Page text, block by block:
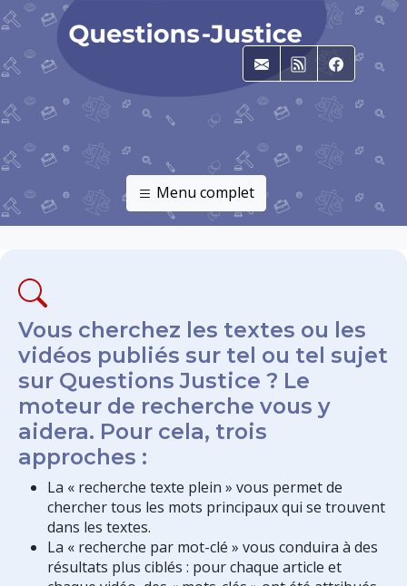
E-mailRSS
Menu complet
Vous cherchez les textes ou les
vidéos publiés sur tel ou tel sujet
sur Questions Justice ? Le
moteur de recherche vous y
aidera. Pour cela, trois
approches :
La « recherche texte plein » vous permet de
chercher tous les mots principaux qui se trouvent
dans les textes.
La « recherche par mot-clé » vous conduira à des
résultats plus ciblés : pour chaque article et